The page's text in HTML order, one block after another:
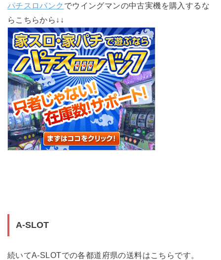
パチスロバンク でウイングマンの中古実機を購入するな
らこちらから↓↓
A-SLOT
続いてA-SLOTでの各都道府県の送料はこちらです。